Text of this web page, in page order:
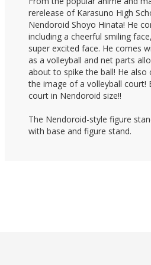
rerelease of Karasuno High
Nendoroid Shoyo Hinata! He
including a cheerful smiling
super excited face. He comes
as a volleyball and net parts
about to spike the ball! He
the image of a volleyball court!
court in Nendoroid size!!
The Nendoroid-style figure
with base and figure stand.